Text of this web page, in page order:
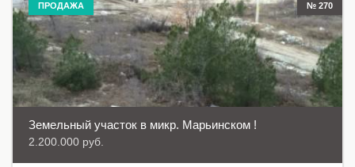
ПРОДАЖА № 270
Земельный участок в микр. Марьинском !
2.200.000 руб.